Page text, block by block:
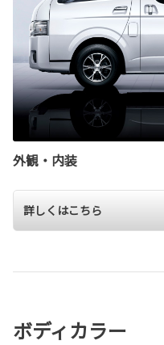
外観・内装
詳しくはこちら
ボディカラー